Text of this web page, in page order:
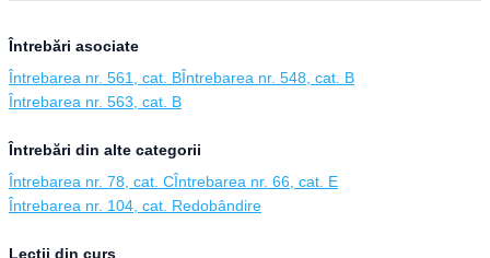
Întrebări asociate
Întrebarea nr. 561, cat. BÎntrebarea nr. 548, cat. B
Întrebarea nr. 563, cat. B
Întrebări din alte categorii
Întrebarea nr. 78, cat. CÎntrebarea nr. 66, cat. E
Întrebarea nr. 104, cat. Redobândire
Lecții din curs